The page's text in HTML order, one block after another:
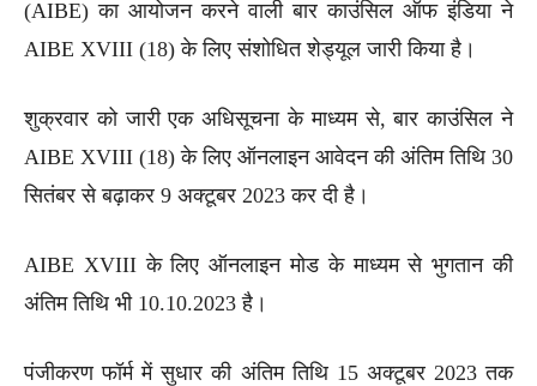
(AIBE) का आयोजन करने वाली बार काउंसिल ऑफ इंडिया ने
AIBE XVIII (18) के लिए संशोधित शेड्यूल जारी किया है।
शुक्रवार को जारी एक अधिसूचना के माध्यम से, बार काउंसिल ने
AIBE XVIII (18) के लिए ऑनलाइन आवेदन की अंतिम तिथि 30
सितंबर से बढ़ाकर 9 अक्टूबर 2023 कर दी है।
AIBE XVIII के लिए ऑनलाइन मोड के माध्यम से भुगतान की
अंतिम तिथि भी 10.10.2023 है।
पंजीकरण फॉर्म में सुधार की अंतिम तिथि 15 अक्टूबर 2023 तक